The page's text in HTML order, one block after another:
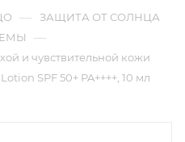
— ЗАЩИТА ОТ СОЛНЦА
—
и чувствительной кожи
SPF 50+ PA++++, 10 мл